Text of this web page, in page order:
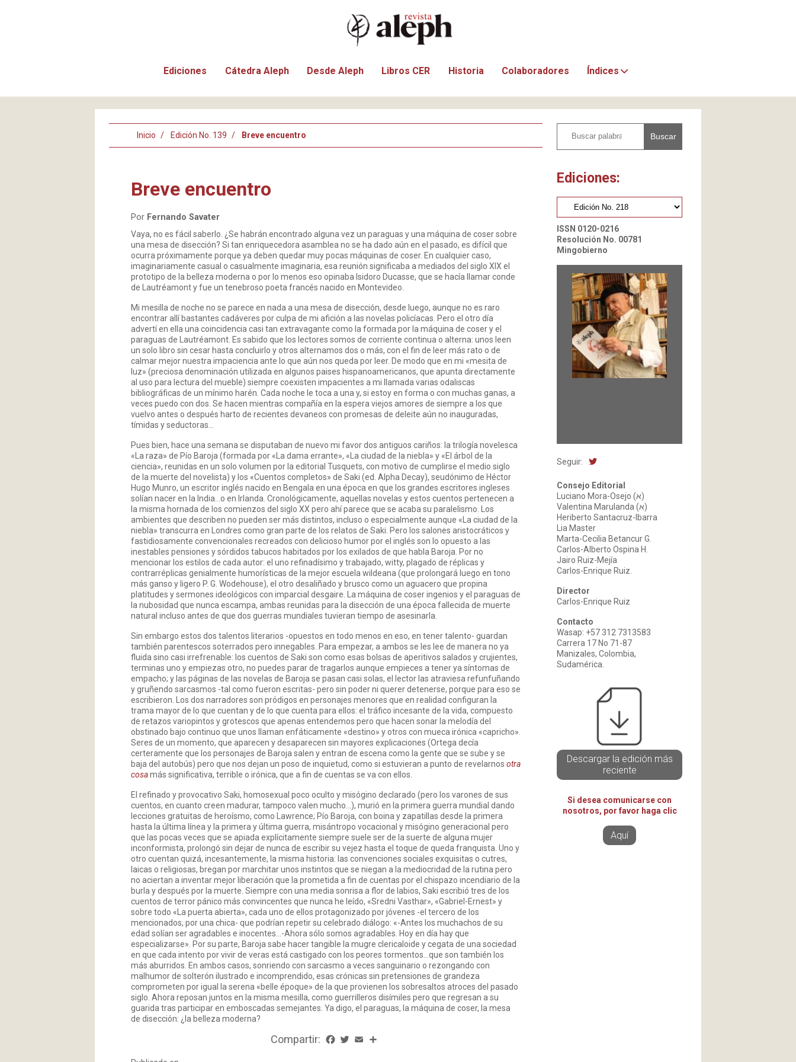
Ediciones Cátedra Aleph Desde Aleph Libros CER Historia Colaboradores Índices
Inicio Edición No. 139 Breve encuentro
Breve encuentro
Por Fernando Savater
Vaya, no es fácil saberlo. ¿Se habrán encontrado alguna vez un paraguas y una máquina de coser sobre
una mesa de disección? Si tan enriquecedora asamblea no se ha dado aún en el pasado, es difícil que
ocurra próximamente porque ya deben quedar muy pocas máquinas de coser. En cualquier caso,
imaginariamente casual o casualmente imaginaria, esa reunión significaba a mediados del siglo XIX el
prototipo de la belleza moderna o por lo menos eso opinaba Isidoro Ducasse, que se hacía llamar conde
de Lautréamont y fue un tenebroso poeta francés nacido en Montevideo.
Mi mesilla de noche no se parece en nada a una mesa de disección, desde luego, aunque no es raro
encontrar allí bastantes cadáveres por culpa de mi afición a las novelas policíacas. Pero el otro día
advertí en ella una coincidencia casi tan extravagante como la formada por la máquina de coser y el
paraguas de Lautréamont. Es sabido que los lectores somos de corriente continua o alterna: unos leen
un solo libro sin cesar hasta concluirlo y otros alternamos dos o más, con el fin de leer más rato o de
calmar mejor nuestra impaciencia ante lo que aún nos queda por leer. De modo que en mi «mesita de
luz» (preciosa denominación utilizada en algunos paises hispanoamericanos, que apunta directamente
al uso para lectura del mueble) siempre coexisten impacientes a mi llamada varias odaliscas
bibliográficas de un mínimo harén. Cada noche le toca a una y, si estoy en forma o con muchas ganas, a
veces puedo con dos. Se hacen mientras compañía en la espera viejos amores de siempre a los que
vuelvo antes o después harto de recientes devaneos con promesas de deleite aún no inauguradas,
tímidas y seductoras…
Pues bien, hace una semana se disputaban de nuevo mi favor dos antiguos cariños: la trilogía novelesca
«La raza» de Pío Baroja (formada por «La dama errante», «La ciudad de la niebla» y «El árbol de la
ciencia», reunidas en un solo volumen por la editorial Tusquets, con motivo de cumplirse el medio siglo
de la muerte del novelista) y los «Cuentos completos» de Saki (ed. Alpha Decay), seudónimo de Héctor
Hugo Munro, un escritor inglés nacido en Bengala en una época en que los grandes escritores ingleses
solían nacer en la India…o en Irlanda. Cronológicamente, aquellas novelas y estos cuentos pertenecen a
la misma hornada de los comienzos del siglo XX pero ahí parece que se acaba su paralelismo. Los
ambientes que describen no pueden ser más distintos, incluso o especialmente aunque «La ciudad de la
niebla» transcurra en Londres como gran parte de los relatos de Saki. Pero los salones aristocráticos y
fastidiosamente convencionales recreados con delicioso humor por el inglés son lo opuesto a las
inestables pensiones y sórdidos tabucos habitados por los exilados de que habla Baroja. Por no
mencionar los estilos de cada autor: el uno refinadísimo y trabajado, witty, plagado de réplicas y
contrarréplicas genialmente humorísticas de la mejor escuela wildeana (que prolongará luego en tono
más ganso y ligero P. G. Wodehouse), el otro desaliñado y brusco como un aguacero que propina
platitudes y sermones ideológicos con imparcial desgaire. La máquina de coser ingenios y el paraguas de
la nubosidad que nunca escampa, ambas reunidas para la disección de una época fallecida de muerte
natural incluso antes de que dos guerras mundiales tuvieran tiempo de asesinarla.
Sin embargo estos dos talentos literarios -opuestos en todo menos en eso, en tener talento- guardan
también parentescos soterrados pero innegables. Para empezar, a ambos se les lee de manera no ya
fluida sino casi irrefrenable: los cuentos de Saki son como esas bolsas de aperitivos salados y crujientes,
terminas uno y empiezas otro, no puedes parar de tragarlos aunque empieces a tener ya síntomas de
empacho; y las páginas de las novelas de Baroja se pasan casi solas, el lector las atraviesa refunfuñando
y gruñendo sarcasmos -tal como fueron escritas- pero sin poder ni querer detenerse, porque para eso se
escribieron. Los dos narradores son pródigos en personajes menores que en realidad configuran la
trama mayor de lo que cuentan y de lo que cuenta para ellos: el tráfico incesante de la vida, compuesto
de retazos variopintos y grotescos que apenas entendemos pero que hacen sonar la melodía del
obstinado bajo continuo que unos llaman enfáticamente «destino» y otros con mueca irónica «capricho».
Seres de un momento, que aparecen y desaparecen sin mayores explicaciones (Ortega decía
certeramente que los personajes de Baroja salen y entran de escena como la gente que se sube y se
baja del autobús) pero que nos dejan un poso de inquietud, como si estuvieran a punto de revelarnos otra
cosamás significativa, terrible o irónica, que a fin de cuentas se va con ellos.
El refinado y provocativo Saki, homosexual poco oculto y misógino declarado (pero los varones de sus
cuentos, en cuanto creen madurar, tampoco valen mucho…), murió en la primera guerra mundial dando
lecciones gratuitas de heroísmo, como Lawrence; Pío Baroja, con boina y zapatillas desde la primera
hasta la última línea y la primera y última guerra, misántropo vocacional y misógino generacional pero
que las pocas veces que se apiada explícitamente siempre suele ser de la suerte de alguna mujer
inconformista, prolongó sin dejar de nunca de escribir su vejez hasta el toque de queda franquista. Uno y
otro cuentan quizá, incesantemente, la misma historia: las convenciones sociales exquisitas o cutres,
laicas o religiosas, bregan por marchitar unos instintos que se niegan a la mediocridad de la rutina pero
no aciertan a inventar mejor liberación que la prometida a fin de cuentas por el chispazo incendiario de la
burla y después por la muerte. Siempre con una media sonrisa a flor de labios, Saki escribió tres de los
cuentos de terror pánico más convincentes que nunca he leído, «Sredni Vasthar», «Gabriel-Ernest» y
sobre todo «La puerta abierta», cada uno de ellos protagonizado por jóvenes -el tercero de los
mencionados, por una chica- que podrían repetir su celebrado diálogo: «-Antes los muchachos de su
edad solían ser agradables e inocentes…-Ahora sólo somos agradables. Hoy en día hay que
especializarse». Por su parte, Baroja sabe hacer tangible la mugre clericaloide y cegata de una sociedad
en que cada intento por vivir de veras está castigado con los peores tormentos…que son también los
más aburridos. En ambos casos, sonriendo con sarcasmo a veces sanguinario o rezongando con
malhumor de solterón ilustrado e incomprendido, esas crónicas sin pretensiones de grandeza
comprometen por igual la serena «belle époque» de la que provienen los sobresaltos atroces del pasado
siglo. Ahora reposan juntos en la misma mesilla, como guerrilleros disímiles pero que regresan a su
guarida tras participar en emboscadas semejantes. Ya digo, el paraguas, la máquina de coser, la mesa
de disección: ¿la belleza moderna?
Compartir: Facebook
Twitter
Email
Buscar
Ediciones:
ISSN 0120-0216
Resolución No. 00781
Mingobierno
Seguir:
Consejo Editorial
Luciano Mora-Osejo (א)
Valentina Marulanda (א)
Heriberto Santacruz-Ibarra
Lia Master
Marta-Cecilia Betancur G.
Carlos-Alberto Ospina H.
Jairo Ruiz-Mejía
Carlos-Enrique Ruiz.
Director
Carlos-Enrique Ruiz
Contacto
Wasap: +57 312 7313583
Carrera 17 No 71-87
Manizales, Colombia,
Sudamérica.
Descargar la edición más
reciente
Si desea comunicarse con
nosotros, por favor haga clic
Aquí